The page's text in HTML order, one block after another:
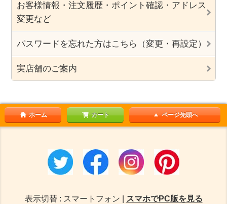
お客様情報・注文履歴・ポイント確認・アドレス
変更など
パスワードを忘れた方はこちら（変更・再設定）
実店舗のご案内
ホーム カート ページ先頭へ
表示切替 : スマートフォン | スマホでPC版を見る